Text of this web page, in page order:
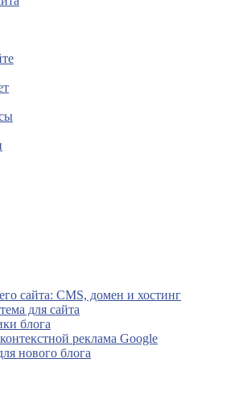
сайта: CMS, домен и хостинг
для сайта
блога
реклама Google
нового блога